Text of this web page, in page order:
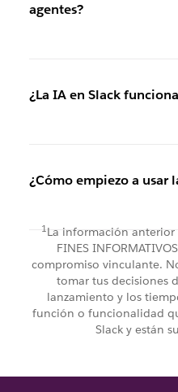
agentes?
¿La IA en Slack
¿Cómo empiezo a usar
1La información anterior
FINES
compromiso vinculante.
tomar tus decisiones
lanzamiento y los
función o funcionalidad
Slack y están